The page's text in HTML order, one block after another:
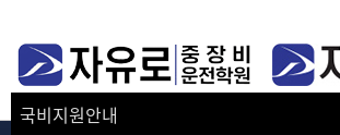
국비지원안내